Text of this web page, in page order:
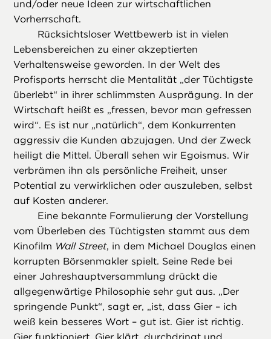
und/oder neue Ideen zur wirtschaftlichen
Vorherrschaft.
Rücksichtsloser Wettbewerb ist in vielen
Lebensbereichen zu einer akzeptierten
Verhaltensweise geworden. In der Welt des
Profisports herrscht die Mentalität „der Tüchtigste
überlebt“ in ihrer schlimmsten Ausprägung. In der
Wirtschaft heißt es „fressen, bevor man gefressen
wird“. Es ist nur „natürlich“, dem Konkurrenten
aggressiv die Kunden abzujagen. Und der Zweck
heiligt die Mittel. Überall sehen wir Egoismus. Wir
verbrämen ihn als persönliche Freiheit, unser
Potential zu verwirklichen oder auszuleben, selbst
auf Kosten anderer.
Eine bekannte Formulierung der Vorstellung
vom Überleben des Tüchtigsten stammt aus dem
Kinofilm Wall Street, in dem Michael Douglas einen
korrupten Börsenmakler spielt. Seine Rede bei
einer Jahreshauptversammlung drückt die
allgegenwärtige Philosophie sehr gut aus. „Der
springende Punkt“, sagt er, „ist, dass Gier – ich
weiß kein besseres Wort – gut ist. Gier ist richtig.